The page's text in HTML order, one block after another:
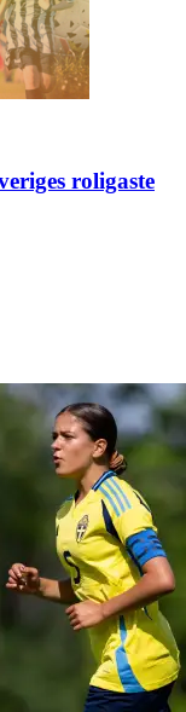
roligaste